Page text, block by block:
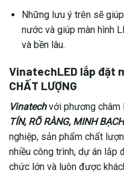
Những lưu ý trên sẽ
nước và giúp màn hình
và bền lâu.
VinatechLED lắp đặt
CHẤT LƯỢNG
Vinatechvới phương châm
TÍN, RÕ RÀNG, MINH BẠCH
nghiệp, sản phẩm chất
nhiều công trình, dự án lắp
chức lớn và luôn được